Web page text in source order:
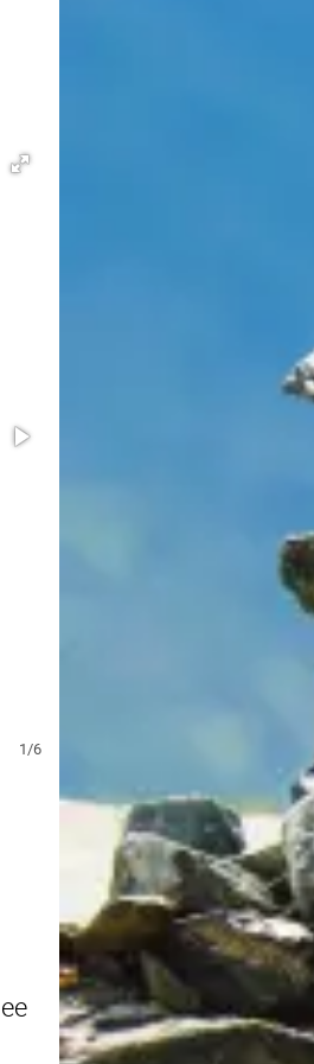
1/6